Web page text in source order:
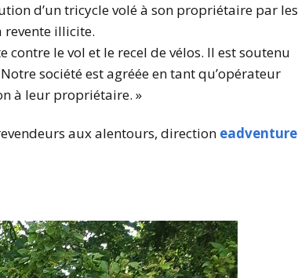
d’un tricycle volé à son propriétaire par les
revente illicite.
contre le vol et le recel de vélos. Il est soutenu
société est agréée en tant qu’opérateur
à leur propriétaire. »
aux alentours, direction eadventure